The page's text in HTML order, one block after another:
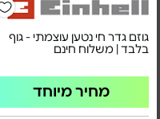
גוזם גדר חי נטען עוצמתי - גוף
בלבד | משלוח חינם
מחיר מיוחד